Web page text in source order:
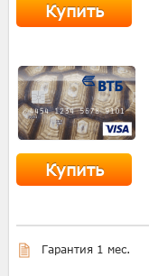
Купить
Купить
Гарантия 1 мес.